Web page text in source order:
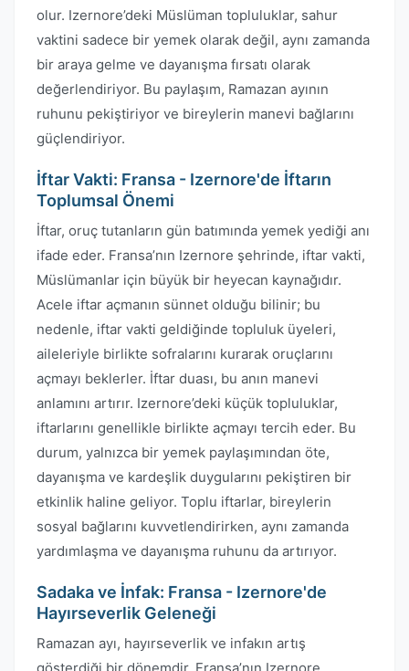
olur. Izernore’deki Müslüman topluluklar, sahur
vaktini sadece bir yemek olarak değil, aynı zamanda
bir araya gelme ve dayanışma fırsatı olarak
değerlendiriyor. Bu paylaşım, Ramazan ayının
ruhunu pekiştiriyor ve bireylerin manevi bağlarını
güçlendiriyor.
İftar Vakti: Fransa - Izernore'de İftarın
Toplumsal Önemi
İftar, oruç tutanların gün batımında yemek yediği anı
ifade eder. Fransa’nın Izernore şehrinde, iftar vakti,
Müslümanlar için büyük bir heyecan kaynağıdır.
Acele iftar açmanın sünnet olduğu bilinir; bu
nedenle, iftar vakti geldiğinde topluluk üyeleri,
aileleriyle birlikte sofralarını kurarak oruçlarını
açmayı beklerler. İftar duası, bu anın manevi
anlamını artırır. Izernore’deki küçük topluluklar,
iftarlarını genellikle birlikte açmayı tercih eder. Bu
durum, yalnızca bir yemek paylaşımından öte,
dayanışma ve kardeşlik duygularını pekiştiren bir
etkinlik haline geliyor. Toplu iftarlar, bireylerin
sosyal bağlarını kuvvetlendirirken, aynı zamanda
yardımlaşma ve dayanışma ruhunu da artırıyor.
Sadaka ve İnfak: Fransa - Izernore'de
Hayırseverlik Geleneği
Ramazan ayı, hayırseverlik ve infakın artış